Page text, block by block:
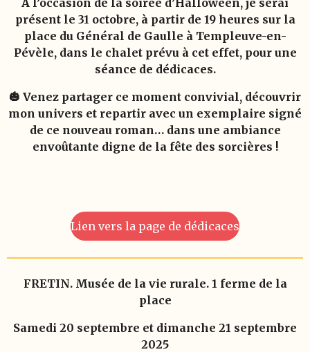
À l’occasion de la soirée d’Halloween, je serai
présent le 31 octobre, à partir de 19 heures sur la
place du Général de Gaulle à Templeuve-en-
Pévèle, dans le chalet prévu à cet effet, pour une
séance de dédicaces.
🎃 Venez partager ce moment convivial, découvrir
mon univers et repartir avec un exemplaire signé
de ce nouveau roman… dans une ambiance
envoûtante digne de la fête des sorcières !
Lien vers la page de dédicaces
FRETIN. Musée de la vie rurale. 1 ferme de la
place
Samedi 20 septembre et dimanche 21 septembre
2025